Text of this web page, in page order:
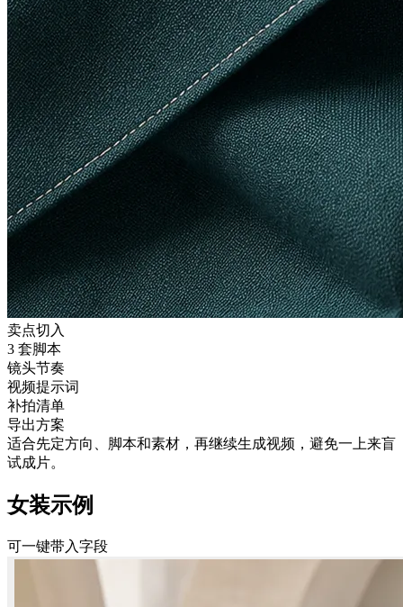
卖点切入
3 套脚本
镜头节奏
视频提示词
补拍清单
导出方案
适合先定方向、脚本和素材，再继续生成视频，避免一上来盲
试成片。
女装示例
可一键带入字段